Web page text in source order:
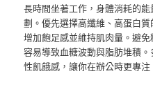
長時間坐著工作，身體消耗的
劃。優先選擇高纖維、高蛋白
增加飽足感並維持肌肉量。避
容易導致血糖波動與脂肪堆積
性飢餓感，讓你在辦公時更專注